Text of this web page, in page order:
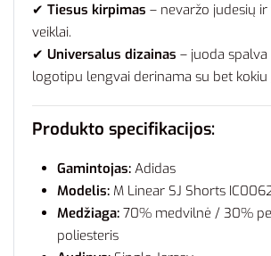
✔ Tiesus kirpimas – nevaržo judesių
veiklai.
✔ Universalus dizainas – juoda
logotipu lengvai derinama su bet kokiu
Produkto specifikacijos:
Gamintojas: Adidas
Modelis: M Linear SJ Shorts
Medžiaga: 70% medvilnė / 30%
poliesteris